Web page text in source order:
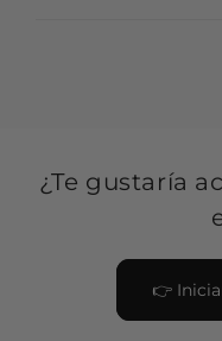
¿Te gustaría
👉